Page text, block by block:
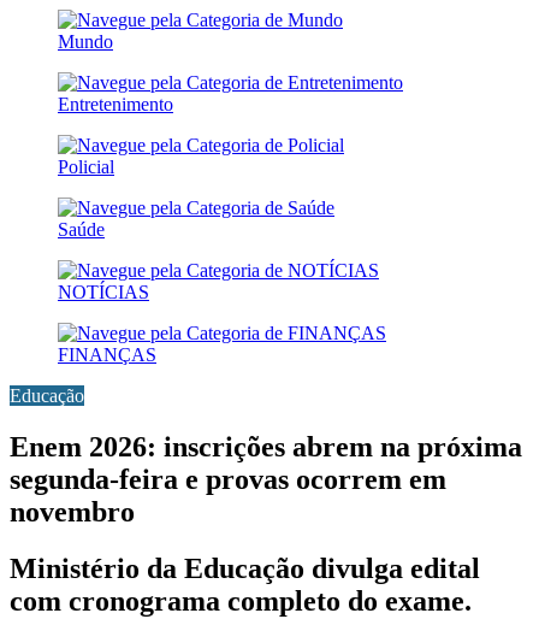
Mundo
Entretenimento
Policial
Saúde
NOTÍCIAS
FINANÇAS
Educação
Enem 2026: inscrições abrem na próxima
segunda-feira e provas ocorrem em
novembro
Ministério da Educação divulga edital
com cronograma completo do exame.